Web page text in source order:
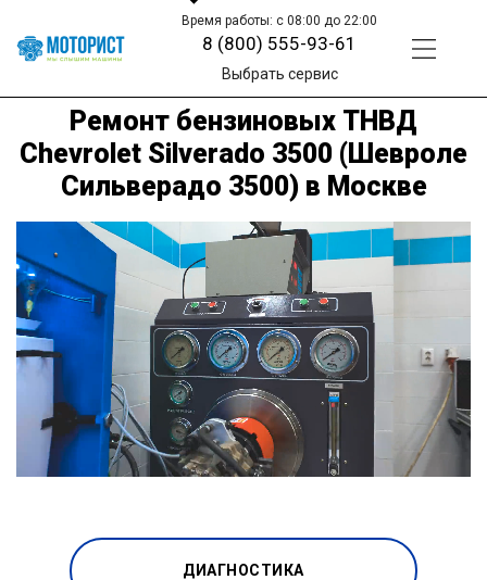
Время работы: с 08:00 до 22:00
8 (800) 555-93-61
Выбрать сервис
Ремонт бензиновых ТНВД
Chevrolet Silverado 3500 (Шевроле
Сильверадо 3500) в Москве
ДИАГНОСТИКА